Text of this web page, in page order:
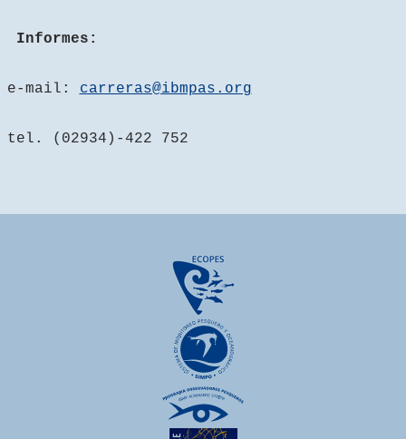
Informes:
e-mail: carreras@ibmpas.org
tel. (02934)-422 752